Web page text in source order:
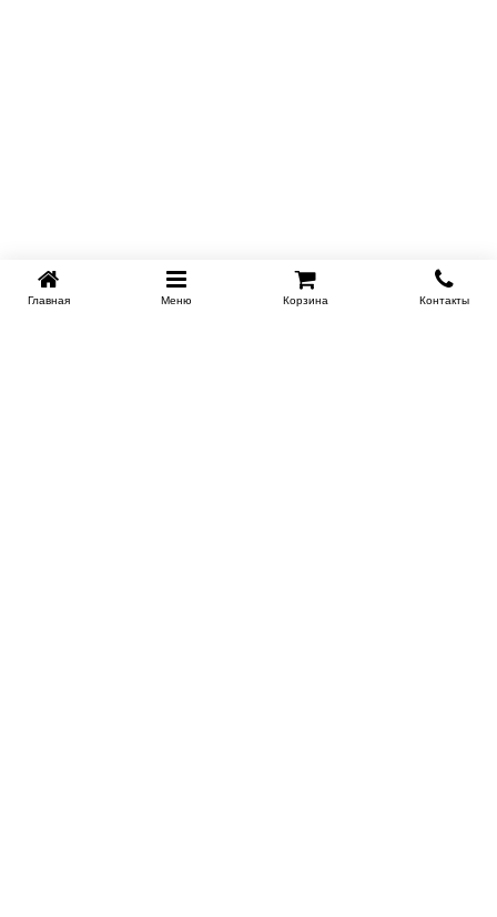
Главная Меню Корзина Контакты